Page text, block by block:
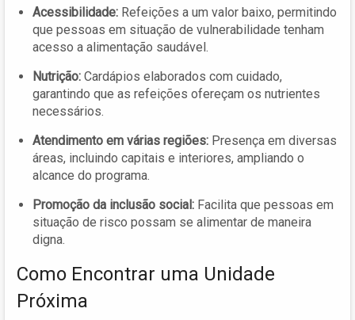
Acessibilidade: Refeições a um valor baixo, permitindo
que pessoas em situação de vulnerabilidade tenham
acesso a alimentação saudável.
Nutrição: Cardápios elaborados com cuidado,
garantindo que as refeições ofereçam os nutrientes
necessários.
Atendimento em várias regiões: Presença em diversas
áreas, incluindo capitais e interiores, ampliando o
alcance do programa.
Promoção da inclusão social: Facilita que pessoas em
situação de risco possam se alimentar de maneira
digna.
Como Encontrar uma Unidade
Próxima